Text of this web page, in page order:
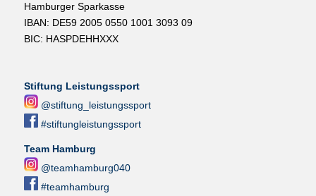
Hamburger Sparkasse
IBAN: DE59 2005 0550 1001 3093 09
BIC: HASPDEHHXXX
Stiftung Leistungssport
@stiftung_leistungssport
#stiftungleistungssport
Team Hamburg
@teamhamburg040
#teamhamburg